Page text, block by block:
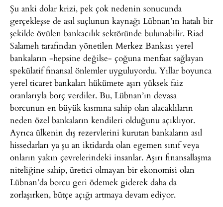
Şu anki dolar krizi, pek çok nedenin sonucunda
gerçekleşse de asıl suçlunun kaynağı Lübnan’ın hatalı bir
şekilde övülen bankacılık sektöründe bulunabilir. Riad
Salameh tarafından yönetilen Merkez Bankası yerel
bankaların -hepsine değilse- çoğuna menfaat sağlayan
spekülatif finansal önlemler uyguluyordu. Yıllar boyunca
yerel ticaret bankaları hükümete aşırı yüksek faiz
oranlarıyla borç verdiler. Bu, Lübnan’ın devasa
borcunun en büyük kısmına sahip olan alacaklıların
neden özel bankaların kendileri olduğunu açıklıyor.
Ayrıca ülkenin dış rezervlerini kurutan bankaların asıl
hissedarları ya şu an iktidarda olan egemen sınıf veya
onların yakın çevrelerindeki insanlar. Aşırı finansallaşma
niteliğine sahip, üretici olmayan bir ekonomisi olan
Lübnan’da borcu geri ödemek giderek daha da
zorlaşırken, bütçe açığı artmaya devam ediyor.